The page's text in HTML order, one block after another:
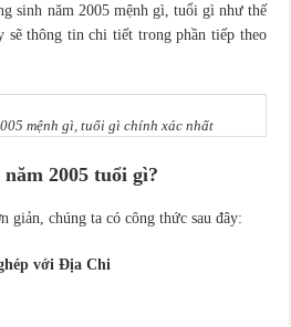
sinh năm 2005 mệnh gì, tuổi gì như thế
sẽ thông tin chi tiết trong phần tiếp theo
mệnh gì, tuổi gì chính xác nhất
2005 tuổi gì?
giản, chúng ta có công thức sau đây:
với Địa Chi